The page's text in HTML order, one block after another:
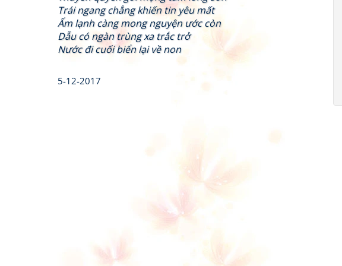
Trái ngang chẳng khiến tin yêu mất
Ấm lạnh càng mong nguyện ước còn
Dẫu có ngàn trùng xa trắc trở
Nước đi cuối biển lại về non
5-12-2017